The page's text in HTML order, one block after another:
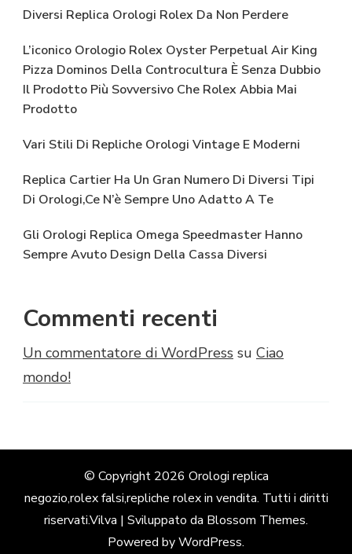
Diversi Replica Orologi Rolex Da Non Perdere
L’iconico Orologio Rolex Oyster Perpetual Air King
Pizza Dominos Della Controcultura È Senza Dubbio
Il Prodotto Più Sovversivo Che Rolex Abbia Mai
Prodotto
Vari Stili Di Repliche Orologi Vintage E Moderni
Replica Cartier Ha Un Gran Numero Di Diversi Tipi
Di Orologi,Ce N’è Sempre Uno Adatto A Te
Gli Orologi Replica Omega Speedmaster Hanno
Sempre Avuto Design Della Cassa Diversi
Commenti recenti
Un commentatore di WordPress su Ciao
mondo!
© Copyright 2026 Orologi replica
negozio,rolex falsi,repliche rolex in vendita. Tutti i diritti
riservati.Vilva | Sviluppato da Blossom Themes.
Powered byWordPress.